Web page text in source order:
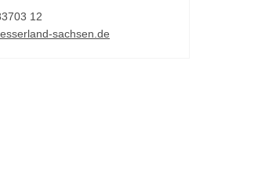
12
sachsen.de